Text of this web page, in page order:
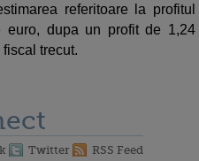
referitoare la profitul
euro, dupa un profit de 1,24
trecut.
Twitter RSS Feed